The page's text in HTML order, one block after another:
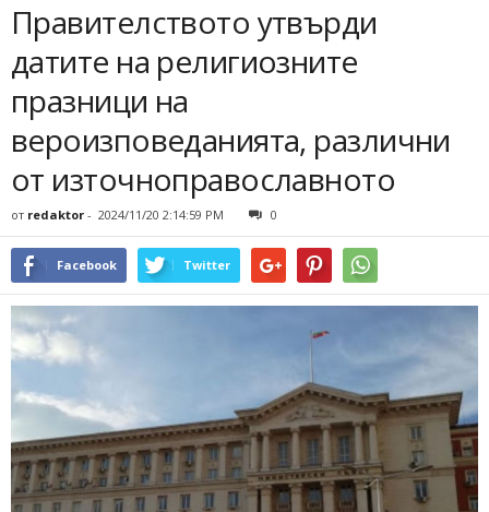
Правителството утвърди
датите на религиозните
празници на
вероизповеданията, различни
от източноправославното
от redaktor - 2024/11/20 2:14:59 PM 0
Facebook Twitter